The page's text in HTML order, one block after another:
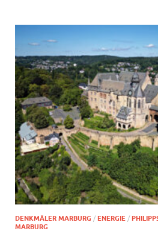
DENKMÄLER MARBURG / ENERGIE /
MARBURG